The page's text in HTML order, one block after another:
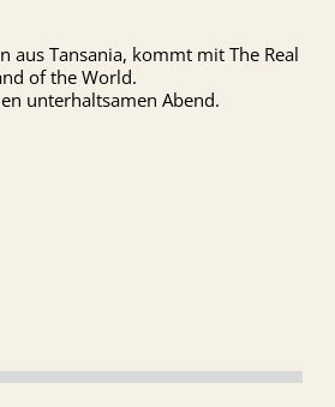
aus Tansania, kommt mit The Real
of the World.
unterhaltsamen Abend.